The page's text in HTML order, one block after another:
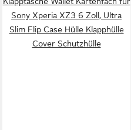
Sony Xperia XZ3 6 Zoll, Ultra
Slim Flip Case Hülle Klapphülle
Cover Schutzhülle